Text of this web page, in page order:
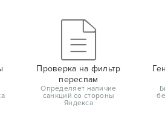
Проверка на фильтр
переспам
Определяет наличие
санкций со стороны
Яндекса